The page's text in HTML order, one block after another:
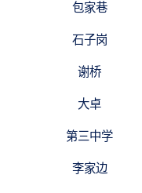
包家巷
石子岗
谢桥
大卓
第三中学
李家边